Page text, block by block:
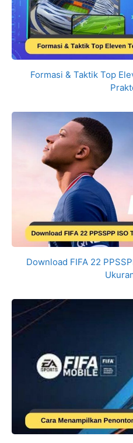
Formasi & Taktik Top
Download FIFA 22